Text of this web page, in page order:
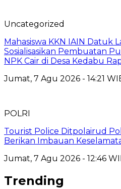
Uncategorized
Mahasiswa KKN IAIN Datuk
Sosialisasikan Pembuatan
NPK Cair di Desa Kedabu
Jumat, 7 Agu 2026 - 14:21
POLRI
Tourist Police Ditpolairud
Berikan Imbauan
Jumat, 7 Agu 2026 - 12:46
Trending